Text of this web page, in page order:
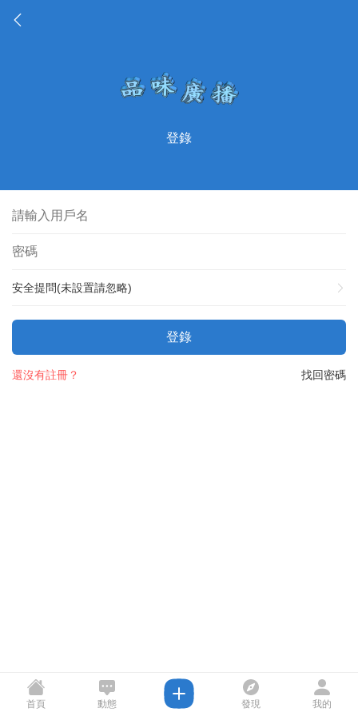
登錄
安全提問(未設置請忽略)
登錄
找回密碼
還沒有註冊？
首頁 動態 發現 我的